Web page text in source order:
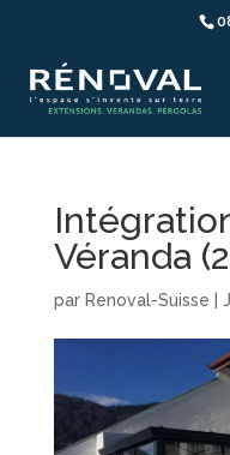
Véranda
par Renoval-Suisse